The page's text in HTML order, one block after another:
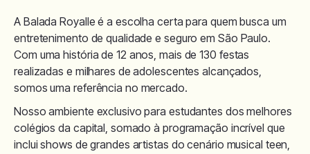
A Balada Royalle é a escolha certa para quem busca um
entretenimento de qualidade e seguro em São Paulo.
Com uma história de 12 anos, mais de 130 festas
realizadas e milhares de adolescentes alcançados,
somos uma referência no mercado.
Nosso ambiente exclusivo para estudantes dos melhores
colégios da capital, somado à programação incrível que
inclui shows de grandes artistas do cenário musical teen,